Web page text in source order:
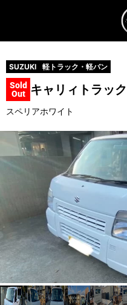
SUZUKI 軽トラック・軽バン
Sold
Out
キャリィトラック
スペリアホワイト